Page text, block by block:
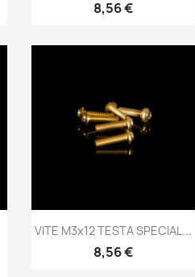
Prezzo
8,56 €
Anteprima
VITE M3x12 TESTA SPECIAL...
Prezzo
8,56 €